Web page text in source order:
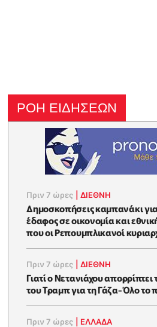
ΡΟΗ ΕΙΔΗΣΕΩΝ
Πριν 7 ώρες |ΔΙΕΘΝΗ
Δημοσκοπήσεις καμπανάκι
έδαφος σε οικονομία και
που οι Ρεπουμπλικανοί
Πριν 7 ώρες |ΔΙΕΘΝΗ
Γιατί ο Νετανιάχου
του Τραμπ για τη Γάζα-Όλο το
Πριν 7 ώρες ΕΛΛΑΔΑ